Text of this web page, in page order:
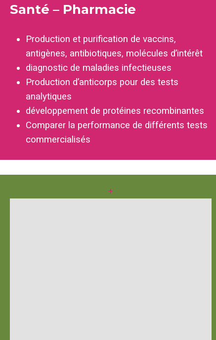
Santé – Pharmacie
Production et purification de vaccins,
antigènes, antibiotiques, molécules d’intérêt
diagnostic de maladies infectieuses
Production d’anticorps pour des tests
analytiques
développement de protéines recombinantes
Comparer la performance de différents tests
commercialisés
+